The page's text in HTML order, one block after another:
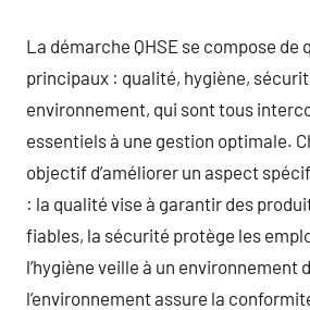
La démarche QHSE se compose de
principaux : qualité, hygiène,
environnement, qui sont tous
essentiels à une gestion optimale.
objectif d’améliorer un aspect
: la qualité vise à garantir des
fiables, la sécurité protège les
l’hygiène veille à un environnement
l’environnement assure la